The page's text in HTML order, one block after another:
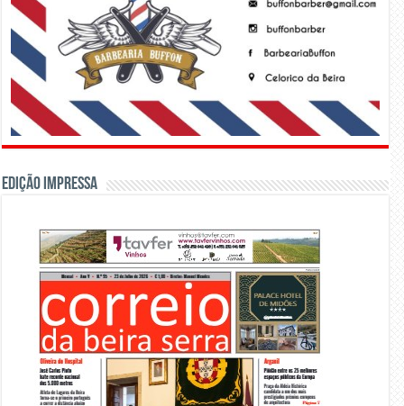
Edição Impressa